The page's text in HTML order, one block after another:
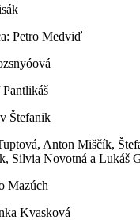
Petro Medviď
Pantlikáš
Štefanik
Anton Miščík,
Silvia Novotná a Lukáš
Mazúch
Kvasková